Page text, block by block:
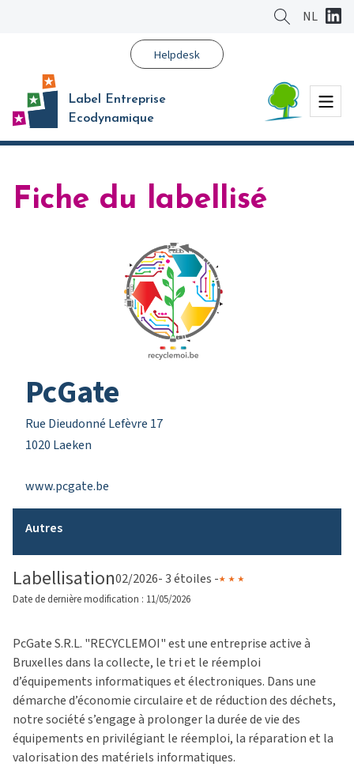
NL
Helpdesk
Label Entreprise
Ecodynamique
Menu
Fiche du labellisé
PcGate
Rue Dieudonné Lefèvre 17
1020 Laeken
www.pcgate.be
Autres
Labellisation02/2026- 3 étoiles -
Date de dernière modification : 11/05/2026
PcGate S.R.L. "RECYCLEMOI" est une entreprise active à
Bruxelles dans la collecte, le tri et le réemploi
d’équipements informatiques et électroniques. Dans une
démarche d’économie circulaire et de réduction des déchets,
notre société s’engage à prolonger la durée de vie des
équipements en privilégiant le réemploi, la réparation et la
valorisation des matériels informatiques.